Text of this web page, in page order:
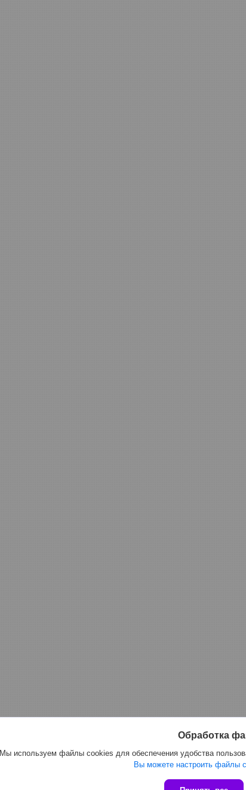
Обработка
Мы используем файлы cookies для обеспечения удобства
Вы можете настроить файлы